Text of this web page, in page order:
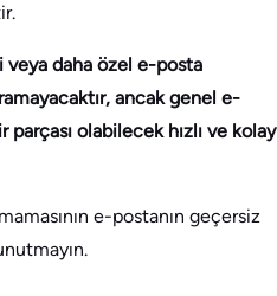
daha özel e-posta
ancak genel e-
olabilecek hızlı ve kolay
e-postanın geçersiz